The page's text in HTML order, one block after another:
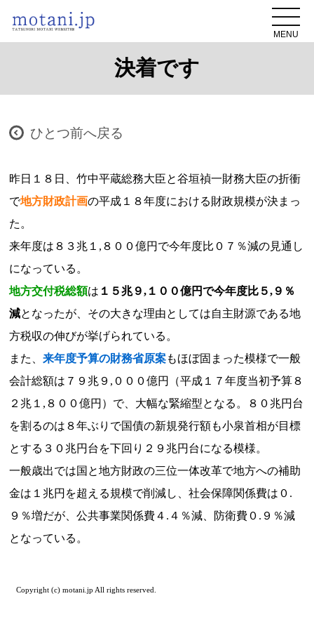
MENU
決着です
ひとつ前へ戻る
昨日１８日、竹中平蔵総務大臣と谷垣禎一財務大臣の折衝
で地方財政計画の平成１８年度における財政規模が決まっ
た。
来年度は８３兆１,８００億円で今年度比０７％減の見通し
になっている。
地方交付税総額は １５兆９,１００億円で今年度比５,９％
減となったが、その大きな理由としては自主財源である地
方税収の伸びが挙げられている。
また、来年度予算の財務省原案もほぼ固まった模様で一般
会計総額は７９兆９,０００億円（平成１７年度当初予算８
２兆１,８００億円）で、大幅な緊縮型となる。８０兆円台
を割るのは８年ぶりで国債の新規発行額も小泉首相が目標
とする３０兆円台を下回り２９兆円台になる模様。
一般歳出では国と地方財政の三位一体改革で地方への補助
金は１兆円を超える規模で削減し、社会保障関係費は０.
９％増だが、公共事業関係費４.４％減、防衛費０.９％減
となっている。
Copyright (c) motani.jp All rights reserved.